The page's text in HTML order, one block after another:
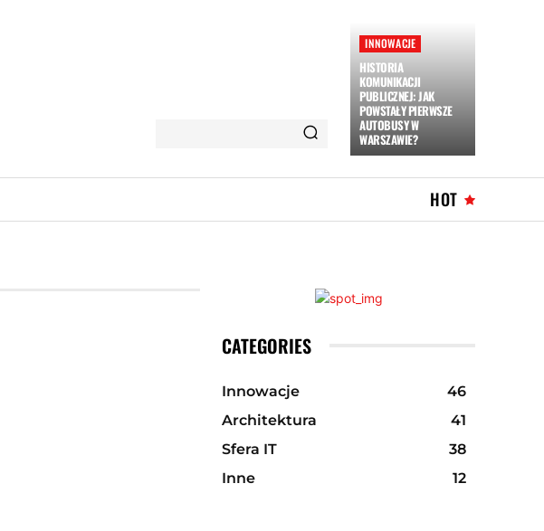
INNOWACJE
HISTORIA
KOMUNIKACJI
PUBLICZNEJ: JAK
POWSTAŁY PIERWSZE
AUTOBUSY W
WARSZAWIE?
HOT
CATEGORIES
Innowacje
46
Architektura
41
Sfera IT
38
Inne
12